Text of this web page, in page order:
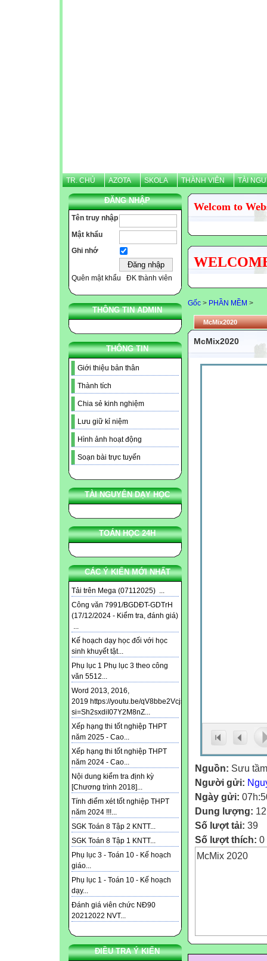
TR. CHỦ AZOTA SKOLA THÀNH VIÊN TÀI
ĐĂNG NHẬP
Tên truy nhập
Mật khẩu
Ghi nhớ
Quên mật khẩu ĐK thành viên
THÔNG TIN ADMIN
THÔNG TIN
Giới thiệu bản thân
Thành tích
Chia sẻ kinh nghiệm
Lưu giữ kỉ niệm
Hình ảnh hoạt động
Soạn bài trực tuyến
TÀI NGUYÊN DẠY HỌC
TOÁN HỌC 24H
CÁC Ý KIẾN MỚI NHẤT
Tải trên Mega (07112025) ...
Công văn 7991/BGDĐT-GDTrH
(17/12/2024 - Kiểm tra, đánh giá)
...
Kế hoạch dạy học đối với học
sinh khuyết tật...
Phụ lục 1 Phụ lục 3 theo công
văn 5512...
Word 2013, 2016,
2019 https://youtu.be/qV8bbe2Vcjs?
si=Sh2sxdiI07Y2M8nZ...
Xếp hạng thi tốt nghiệp THPT
năm 2025 - Cao...
Xếp hạng thi tốt nghiệp THPT
năm 2024 - Cao...
Nội dung kiểm tra định kỳ
[Chương trình 2018]...
Tính điểm xét tốt nghiệp THPT
năm 2024 !!!...
SGK Toán 8 Tập 2 KNTT...
SGK Toán 8 Tập 1 KNTT...
Phụ lục 3 - Toán 10 - Kế hoạch
giáo...
Phụ lục 1 - Toán 10 - Kế hoạch
dạy...
Đánh giá viên chức NĐ90
20212022 NVT...
ĐIỀU TRA Ý KIẾN
Welcom to
Gốc > PHẦN MỀM >
McMix2020
McMix2020
Nguồn: Sưu tầm
Người gửi:
Ngày gửi:
Dung lượng:
Số lượt tải: 39
Số lượt thích: 0
McMix 2020